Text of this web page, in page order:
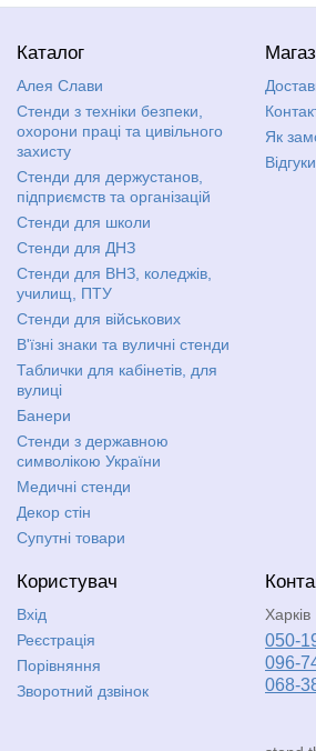
Каталог
Алея Слави
Стенди з техніки безпеки,
охорони праці та цивільного
захисту
Стенди для держустанов,
підприємств та організацій
Стенди для школи
Стенди для ДНЗ
Стенди для ВНЗ, коледжів,
училищ, ПТУ
Стенди для військових
В'їзні знаки та вуличні стенди
Таблички для кабінетів, для
вулиці
Банери
Стенди з державною
символікою України
Медичні стенди
Декор стін
Супутні товари
Як
Відгуки
Користувач
Вхід
Реєстрація
Порівняння
Зворотний дзвінок
Харків
050-
096-
068-